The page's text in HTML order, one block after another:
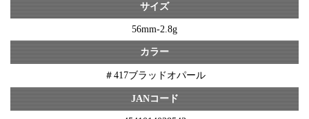
サイズ
56mm-2.8g
カラー
＃417ブラッドオパール
JANコード